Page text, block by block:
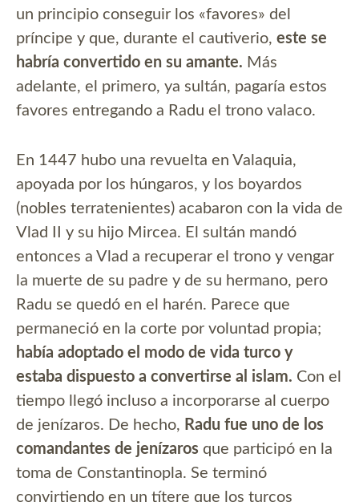
un principio conseguir los «favores» del
príncipe y que, durante el cautiverio, este se
habría convertido en su amante. Más
adelante, el primero, ya sultán, pagaría estos
favores entregando a Radu el trono valaco.
En 1447 hubo una revuelta en Valaquia,
apoyada por los húngaros, y los boyardos
(nobles terratenientes) acabaron con la vida de
Vlad II y su hijo Mircea. El sultán mandó
entonces a Vlad a recuperar el trono y vengar
la muerte de su padre y de su hermano, pero
Radu se quedó en el harén. Parece que
permaneció en la corte por voluntad propia;
había adoptado el modo de vida turco y
estaba dispuesto a convertirse al islam. Con el
tiempo llegó incluso a incorporarse al cuerpo
de jenízaros. De hecho, Radu fue uno de los
comandantes de jenízaros que participó en la
toma de Constantinopla. Se terminó
convirtiendo en un títere que los turcos